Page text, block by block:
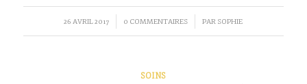
26 AVRIL 2017
/ 0 COMMENTAIRES
/ PAR SOPHIE
SOINS